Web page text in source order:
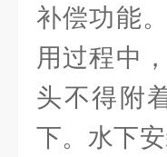
补偿功能
用过程中
头不得附
下。水下